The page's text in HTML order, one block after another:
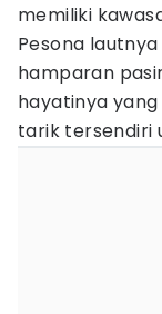
memiliki
Pesona
hamparan
hayatinya
tarik tersendiri